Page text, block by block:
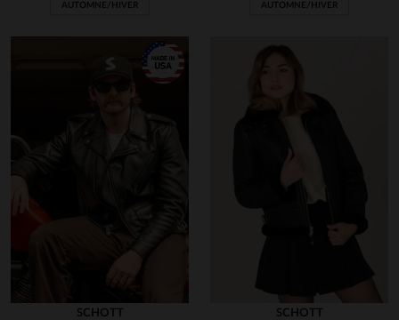
AUTOMNE/HIVER AUTOMNE/HIVER
SCHOTT
SCHOTT